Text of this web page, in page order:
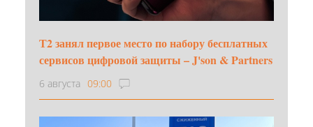
Т2 занял первое место по набору бесплатных
сервисов цифровой защиты – J'son & Partners
6 августа 09:00